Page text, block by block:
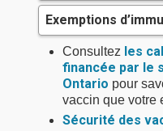
Exemptions
Consultez les
financée par le
Ontario pour
vaccin que votre
Sécurité des